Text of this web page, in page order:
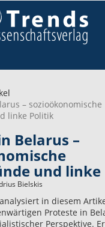
– sozioökonomische
linke Politik
Belarus –
und
Bielskis
in diesem
Proteste in
Perspektive.